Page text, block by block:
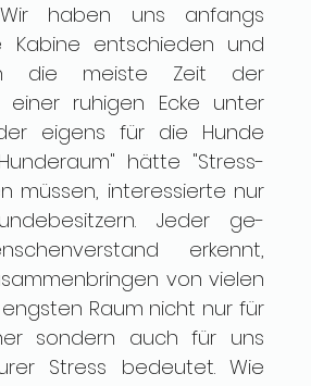
Wir haben uns anfangs
Kabine entschieden und
die meiste Zeit der
einer ruhigen Ecke unter
eigens für die Hunde
hätte "Stress-
müssen, interessierte nur
Jeder ge-
erkennt,
von vielen
Raum nicht nur für
sondern auch für uns
Stress bedeutet. Wie